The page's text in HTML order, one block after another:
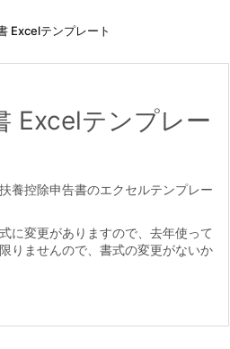
Excelテンプレート
Excelテンプレー
養控除申告書のエクセルテンプレー
に変更がありますので、去年使って
りませんので、書式の変更がないか